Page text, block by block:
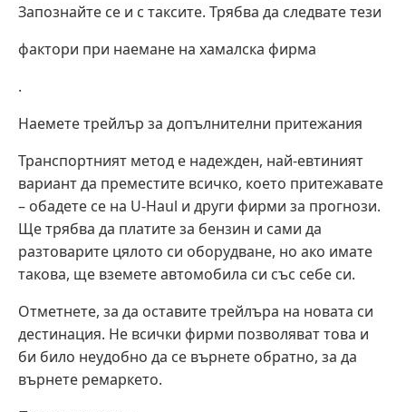
Запознайте се и с таксите. Трябва да следвате тези
фактори при наемане на хамалска фирма
.
Наемете трейлър за допълнителни притежания
Транспортният метод е надежден, най-евтиният
вариант да преместите всичко, което притежавате
– обадете се на U-Haul и други фирми за прогнози.
Ще трябва да платите за бензин и сами да
разтоварите цялото си оборудване, но ако имате
такова, ще вземете автомобила си със себе си.
Отметнете, за да оставите трейлъра на новата си
дестинация. Не всички фирми позволяват това и
би било неудобно да се върнете обратно, за да
върнете ремаркето.